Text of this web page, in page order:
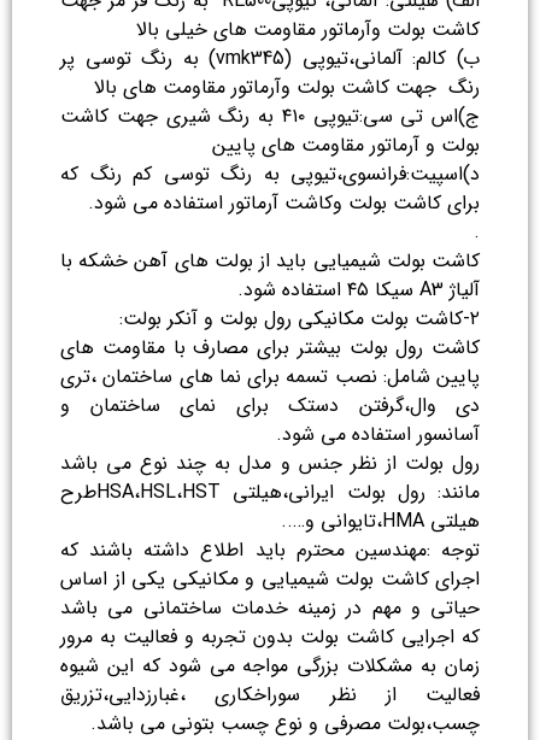
کاشت بولت وآرماتور مقاومت های خیلی بالا
ب) کالم: آلمانی،تیوپی (vmk345) به رنگ توسی پر
رنگ جهت کاشت بولت وآرماتور مقاومت های بالا
ج)اس تی سی:تیوپی ۴۱۰ به رنگ شیری جهت کاشت
بولت و آرماتور مقاومت های پایین
د)اسپیت:فرانسوی،تیوپی به رنگ توسی کم رنگ که
برای کاشت بولت وکاشت آرماتور استفاده می شود.
.
کاشت بولت شیمیایی باید از بولت های آهن خشکه با
آلیاژ A3 سیکا ۴۵ استفاده شود.
۲-کاشت بولت مکانیکی رول بولت و آنکر بولت:
کاشت رول بولت بیشتر برای مصارف با مقاومت های
پایین شامل: نصب تسمه برای نما های ساختمان ،تری
دی وال،گرفتن دستک برای نمای ساختمان و
آسانسور استفاده می شود.
رول بولت از نظر جنس و مدل به چند نوع می باشد
مانند: رول بولت ایرانی،هیلتی HSA،HSL،HSTطرح
هیلتی HMA،تایوانی و…..
توجه :مهندسین محترم باید اطلاع داشته باشند که
اجرای کاشت بولت شیمیایی و مکانیکی یکی از اساس
حیاتی و مهم در زمینه خدمات ساختمانی می باشد
که اجرایی کاشت بولت بدون تجربه و فعالیت به مرور
زمان به مشکلات بزرگی مواجه می شود که این شیوه
فعالیت از نظر سوراخکاری ،غبارزدایی،تزریق
چسب،بولت مصرفی و نوع چسب بتونی می باشد.